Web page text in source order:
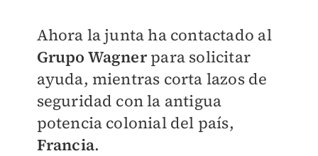
Ahora la junta ha contactado al
Grupo Wagnerpara solicitar
ayuda, mientras corta lazos de
seguridad con la antigua
potencia colonial del país,
Francia.